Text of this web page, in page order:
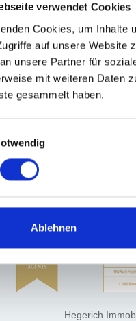
verwendet Cookies
Cookies, um Inhalte
auf unsere Website
unsere Partner für
mit weiteren Daten
gesammelt haben.
Ablehnen
Puschendorf Dachau
Burgthann München /
Gilching Freystadt Poing
Hegerich